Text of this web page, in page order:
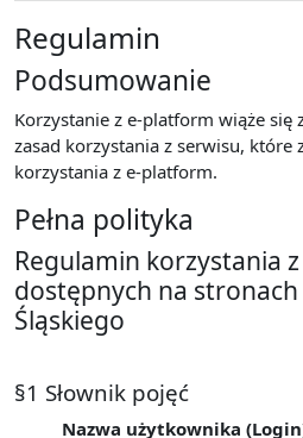
Regulamin
Podsumowanie
Korzystanie z e-platform wiąże się
zasad korzystania z serwisu, które
korzystania z e-platform.
Pełna polityka
Regulamin korzystania
dostępnych na
Śląskiego
§1 Słownik pojęć
Nazwa użytkownika